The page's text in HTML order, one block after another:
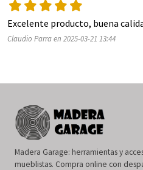
Excelente producto, buena
Claudio Parra en 2025-03-21 13:44
Madera Garage: herramientas y
mueblistas. Compra online con